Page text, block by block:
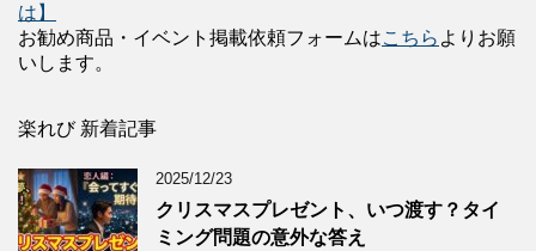
は】
お勧め商品・イベント掲載依頼フォームはこちら よりお願
いします。
楽れび 新着記事
2025/12/23
クリスマスプレゼント、いつ渡す？タイ
ミング問題の意外な答え